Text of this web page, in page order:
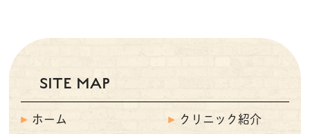
SITE MAP
ホーム
クリニック紹介